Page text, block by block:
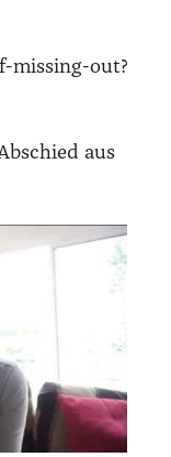
missing-out?
aus